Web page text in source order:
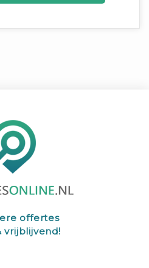
offertes
vrijblijvend!